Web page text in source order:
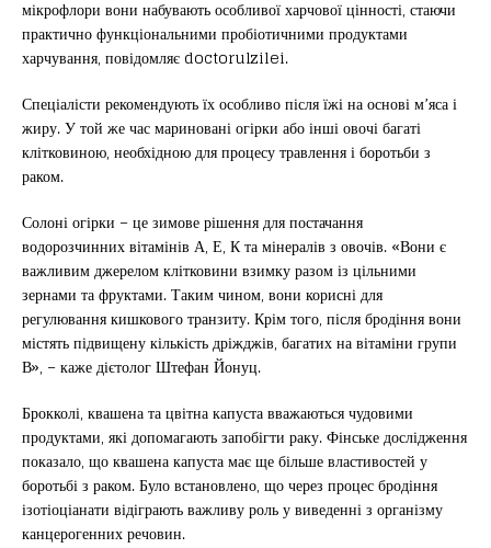
мікрофлори вони набувають особливої ​​харчової цінності, стаючи
практично функціональними пробіотичними продуктами
харчування, повідомляє doctorulzilei.
Спеціалісти рекомендують їх особливо після їжі на основі м’яса і
жиру. У той же час мариновані огірки або інші овочі багаті
клітковиною, необхідною для процесу травлення і боротьби з
раком.
Солоні огірки – це зимове рішення для постачання
водорозчинних вітамінів А, Е, К та мінералів з овочів. «Вони є
важливим джерелом клітковини взимку разом із цільними
зернами та фруктами. Таким чином, вони корисні для
регулювання кишкового транзиту. Крім того, після бродіння вони
містять підвищену кількість дріжджів, багатих на вітаміни групи
В», – каже дієтолог Штефан Йонуц.
Брокколі, квашена та цвітна капуста вважаються чудовими
продуктами, які допомагають запобігти раку. Фінське дослідження
показало, що квашена капуста має ще більше властивостей у
боротьбі з раком. Було встановлено, що через процес бродіння
ізотіоціанати відіграють важливу роль у виведенні з організму
канцерогенних речовин.